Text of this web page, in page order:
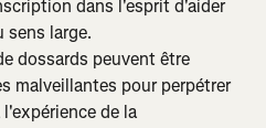
dans l'esprit d'aider
sens large.
dossards peuvent être
malveillantes pour perpétrer
de la